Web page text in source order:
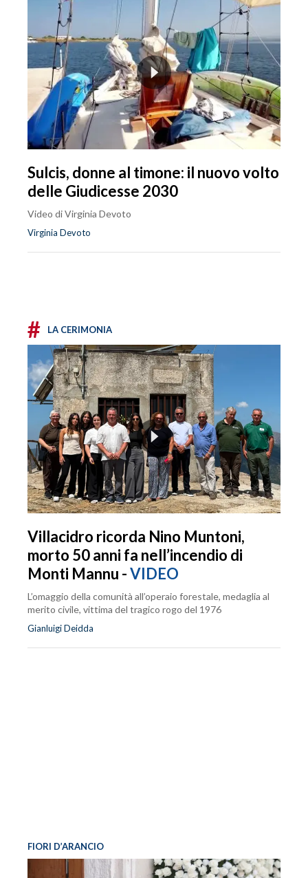
Sulcis, donne al timone: il nuovo volto
delle Giudicesse 2030
Video di Virginia Devoto
Virginia Devoto
# LA CERIMONIA
Villacidro ricorda Nino Muntoni,
morto 50 anni fa nell’incendio di
Monti Mannu -VIDEO
L’omaggio della comunità all’operaio forestale, medaglia al
merito civile, vittima del tragico rogo del 1976
Gianluigi Deidda
FIORI D’ARANCIO